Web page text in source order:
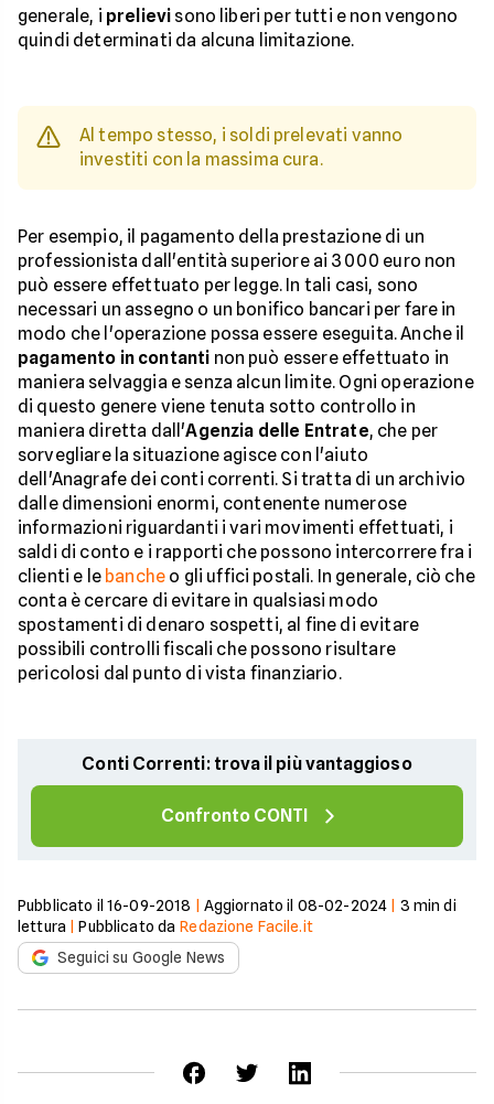
generale, i prelievi sono liberi per tutti e non vengono
quindi determinati da alcuna limitazione.
Al tempo stesso, i soldi prelevati vanno
investiti con la massima cura.
Per esempio, il pagamento della prestazione di un
professionista dall'entità superiore ai 3000 euro non
può essere effettuato per legge. In tali casi, sono
necessari un assegno o un bonifico bancari per fare in
modo che l'operazione possa essere eseguita. Anche il
pagamento in contanti non può essere effettuato in
maniera selvaggia e senza alcun limite. Ogni operazione
di questo genere viene tenuta sotto controllo in
maniera diretta dall'Agenzia delle Entrate, che per
sorvegliare la situazione agisce con l'aiuto
dell'Anagrafe dei conti correnti. Si tratta di un archivio
dalle dimensioni enormi, contenente numerose
informazioni riguardanti i vari movimenti effettuati, i
saldi di conto e i rapporti che possono intercorrere fra i
clienti e le banche o gli uffici postali. In generale, ciò che
conta è cercare di evitare in qualsiasi modo
spostamenti di denaro sospetti, al fine di evitare
possibili controlli fiscali che possono risultare
pericolosi dal punto di vista finanziario.
Conti Correnti: trova il più vantaggioso
Confronto CONTI
Pubblicato il 16-09-2018 Aggiornato il 08-02-2024 3 min di
lettura |Pubblicato da Redazione Facile.it
Seguici su Google News